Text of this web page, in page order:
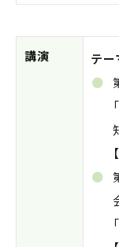
講演
テー